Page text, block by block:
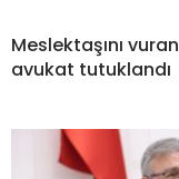
Meslektaşını vuran
avukat tutuklandı